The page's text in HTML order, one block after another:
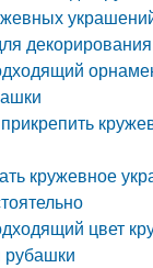
кружевное
цвет